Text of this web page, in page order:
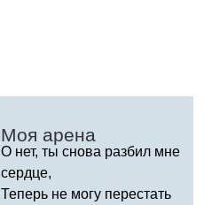
Моя арена
О нет, ты снова разбил мне
сердце,
Теперь не могу перестать